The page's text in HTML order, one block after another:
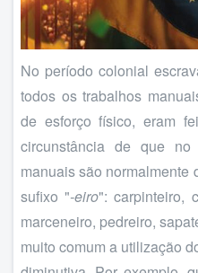
No período colonial
todos os trabalhos
de esforço físico, eram
circunstância de que no
manuais são normalmente
sufixo "-eiro": carpinteiro,
marceneiro, pedreiro,
muito comum a utilização